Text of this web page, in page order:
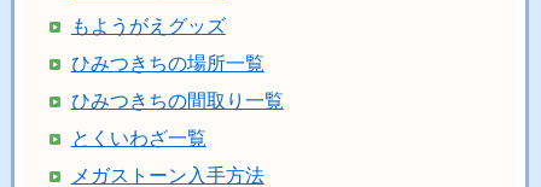
もようがえグッズ
ひみつきちの場所一覧
ひみつきちの間取り一覧
とくいわざ一覧
メガストーン入手方法